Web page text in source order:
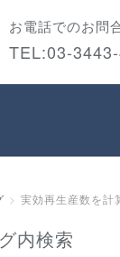
お電話でのお問
TEL:03-
実効再生産数を計
グ内検索